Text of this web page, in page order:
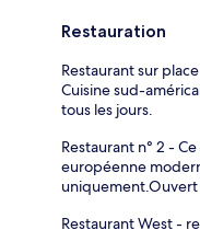
Restauration
Restaurant sur
Cuisine sud-
tous les jours.
Restaurant n° 2 -
européenne
uniquement.Ouvert
Restaurant West -